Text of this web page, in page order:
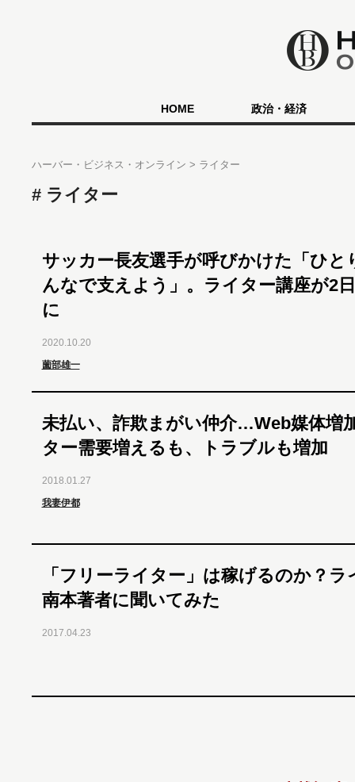
HOME 政治・経済
ハーバー・ビジネス・オンライン ライター
ライター
サッカー長友選手が呼びかけた「ひと
んなで支えよう」。ライター講座が2
に
2020.10.20
薗部雄一
未払い、詐欺まがい仲介…Web媒体増
ター需要増えるも、トラブルも増加
2018.01.27
我妻伊都
「フリーライター」は稼げるのか？ラ
南本著者に聞いてみた
2017.04.23